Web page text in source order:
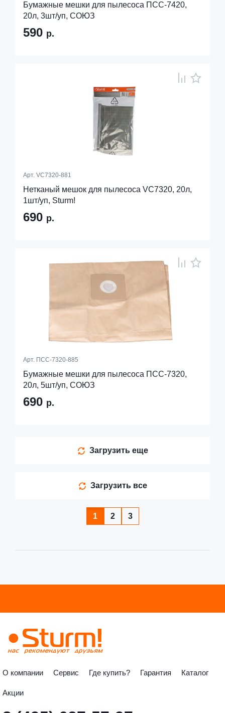
Бумажные мешки для пылесоса ПСС-7420,
20л, 3шт/уп, СОЮЗ
590 р.
Арт. VC7320-881
Нетканый мешок для пылесоса VC7320, 20л,
1шт/уп, Sturm!
690 р.
Арт. ПСС-7320-885
Бумажные мешки для пылесоса ПСС-7320,
20л, 5шт/уп, СОЮЗ
690 р.
Загрузить еще
Загрузить все
1 2 3
О компании Сервис Где купить? Гарантия Каталог
Акции